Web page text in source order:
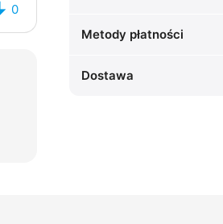
Metody płatności
Dostawa
0